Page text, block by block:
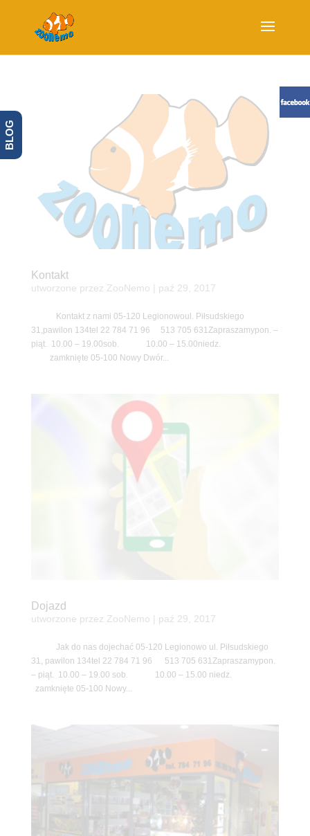
Kontakt
utworzone przez ZooNemo paź 29, 2017
Kontakt z nami 05-120 Legionowoul. Piłsudskiego
31,pawilon 134tel 22 784 71 96 513 705 631Zapraszamypon. –
piąt. 10.00 – 19.00sob. 10.00 – 15.00niedz.
zamknięte 05-100 Nowy Dwór...
Dojazd
utworzone przez ZooNemo paź 29, 2017
Jak do nas dojechać 05-120 Legionowo ul. Piłsudskiego
31, pawilon 134tel 22 784 71 96 513 705 631Zapraszamypon.
– piąt. 10.00 – 19.00 sob. 10.00 – 15.00 niedz.
zamknięte 05-100 Nowy...
BLOG